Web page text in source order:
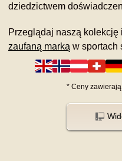
dziedzictwem
Przeglądaj naszą kolekcję
zaufaną marką w sportach
* Ceny zawierają